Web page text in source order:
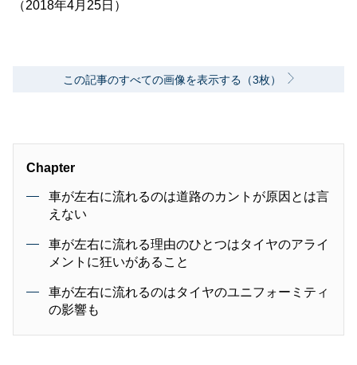
（2018年4月25日）
この記事のすべての画像を表示する（3枚）
Chapter
車が左右に流れるのは道路のカントが原因とは言
えない
車が左右に流れる理由のひとつはタイヤのアライ
メントに狂いがあること
車が左右に流れるのはタイヤのユニフォーミティ
の影響も